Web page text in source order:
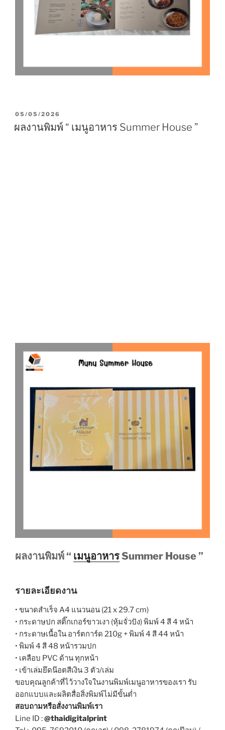
P
S
05/05/2026
ผลงานพิมพ์ “ เมนูอาหาร Summer House ”
ผลงานพิมพ์ “ เมนูอาหารSummer House ”
รายละเอียดงาน
• ขนาดสำเร็จ A4 แนวนอน (21 x 29.7 cm)
• กระดาษปก สติ๊กเกอร์ขาวเงา (หุ้มจั่วปัง) พิมพ์ 4 สี 4 หน้า
• กระดาษเนื้อใน อาร์ตการ์ด 210g + พิมพ์ 4 สี 44 หน้า
• พิมพ์ 4 สี 48 หน้ารวมปก
• เคลือบ PVC ด้าน ทุกหน้า
• เข้าเล่มยึดน๊อตสีเงิน 3 ตัว/เล่ม
ขอบคุณลูกค้าที่ไว้วางใจในงานพิมพ์เมนูอาหารของเรา รับ
ออกแบบและผลิตสื่อสิ่งพิมพ์ไม่มีขั้นต่ำ
สอบถามหรือสั่งงานพิมพ์เรา
Line ID :@thaidigitalprint